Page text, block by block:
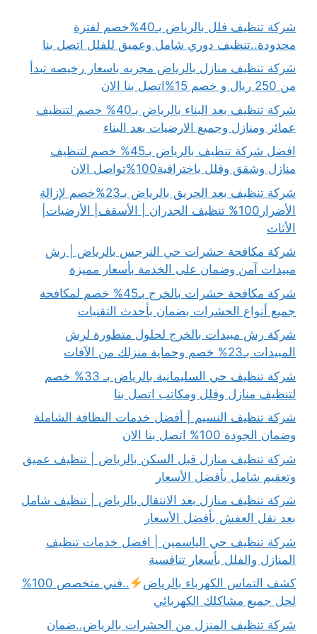
شركة تنظيف فلل بالرياض بـ40%خصم لفترة
محدودة..تنظيف دوري شامل وعميق للفلل اتصل بنا
شركة تنظيف منازل بالرياض مجربه باسعار رخيصه تبدأ
من 250 ريال و خصم 15%اتصل بنا الان
شركة تنظيف بعد البناء بالرياض بـ40% خصم لتنظيف
عمائر ومنازل وجميع الارضيات بعد البناء
افضل شركة تنظيف بالرياض بـ45% خصم لتنظيف
منازل وشقق وفلل باخترافية100%تواصل الان
شركة تنظيف بعد الحريق بالرياض بـ23%خصم لإزالة
الأضرار100% تنظيف الجدران | الأسقف| الأرضيات|
الأثاث
شركة مكافحة حشرات حي النرجس بالرياض | رش
مبيدات آمن وضمان على الخدمة بأسعار مميزة
شركة مكافحة حشرات بالخرج بـ45% خصم لمكافحة
جميع أنواع الحشرات بضمان بأحدث التقنيات
شركة رش مبيدات بالخرج لحلول متطورة لرش
المبيدات بـ23% خصم وحماية منزلك من الآفات
شركة تنظيف حي السليمانية بالرياض بـ 33% خصم
لتنظيف منازل وفلل ومكاتب اتصل بنا
شركة تنظيف النسيم | أفضل خدمات النظافة الشاملة
وضمان الجودة 100% اتصل بنا الان
شركة تنظيف منازل قبل السكن بالرياض | تنظيف عميق
وتعقيم شامل بأفضل الأسعار
شركة تنظيف منازل بعد الانتقال بالرياض | تنظيف شامل
بعد نقل العفش بأفضل الأسعار
شركة تنظيف حي الياسمين | افضل خدمات تنظيف
المنازل والفلل بأسعار تنافسية
كشف التماس الكهرباء بالرياض
..فني متخصص 100%
لحل جميع مشاكلك الكهربائي
شركة تنظيف المنزل من الحشرات بالرياض..ضمان